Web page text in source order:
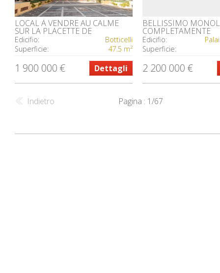
LOCAL À VENDRE AU CALME
SUR LA PLACETTE DE
FONTVIEILLE
Edicifio:
Botticelli
Superficie:
47.5 m²
1 900 000 € Dettagli
BELLISSIMO
COMPLETAMENTE
RISTRUTTURATO E
AMMOBILIATO NEL
D'OR
Edicifio:
Superficie:
2 200 000 €
Indietro Pagina : 1/67